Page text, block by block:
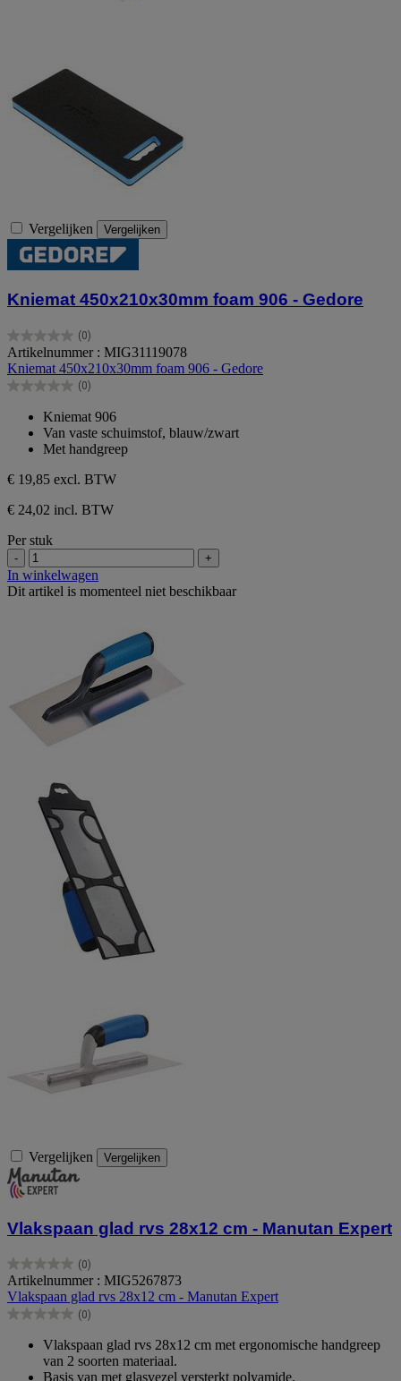
Vergelijken Vergelijken
Kniemat 450x210x30mm foam 906 - Gedore
(0)
0.0
van
de
5
Artikelnummer : MIG31119078
Kniemat 450x210x30mm foam 906 - Gedore
(0)
0.0
sterren.
Kniemat 906
Van vaste schuimstof, blauw/zwart
Met handgreep
€ 19,85 excl. BTW
€ 24,02 incl. BTW
Per stuk
- +
In winkelwagen
Dit artikel is momenteel niet beschikbaar
Vergelijken Vergelijken
Vlakspaan glad rvs 28x12 cm - Manutan Expert
(0)
0.0
van
de
5
Artikelnummer : MIG5267873
Vlakspaan glad rvs 28x12 cm - Manutan Expert
(0)
0.0
Vlakspaan glad rvs 28x12 cm met ergonomische handgreep
van 2 soorten materiaal.
Basis van met glasvezel versterkt polyamide.